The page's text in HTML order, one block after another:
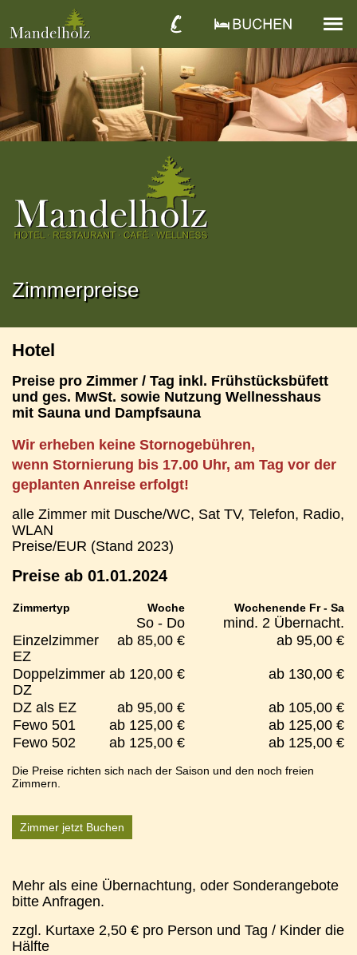
Zimmerpreise
Hotel
Preise pro Zimmer / Tag inkl. Frühstücksbüfett
und ges. MwSt. sowie Nutzung Wellnesshaus
mit Sauna und Dampfsauna
Wir erheben keine Stornogebühren,
wenn Stornierung bis 17.00 Uhr, am Tag vor der
geplanten Anreise erfolgt!
alle Zimmer mit Dusche/WC, Sat TV, Telefon, Radio,
WLAN
Preise/EUR (Stand 2023)
Preise ab 01.01.2024
Zimmertyp Woche
So - Do
Wochenende Fr - Sa
mind. 2 Übernacht.
Einzelzimmer
EZ
ab 85,00 € ab 95,00 €
Doppelzimmer
DZ
ab 120,00 € ab 130,00 €
DZ als EZ ab 95,00 €
ab 105,00 €
Fewo 501
ab 125,00 €
ab 125,00 €
Fewo 502
ab 125,00 € ab 125,00 €
Die Preise richten sich nach der Saison und den noch freien
Zimmern.
Zimmer jetzt Buchen
Mehr als eine Übernachtung, oder Sonderangebote
bitte Anfragen.
zzgl. Kurtaxe 2,50 € pro Person und Tag / Kinder die
Hälfte